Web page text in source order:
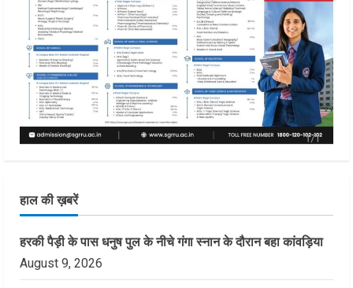
हाल की ख़बरें
हरकी पैड़ी के पास धनुष पुल के नीचे गंगा स्नान के दौरान बहा कांवड़िया
August 9, 2026